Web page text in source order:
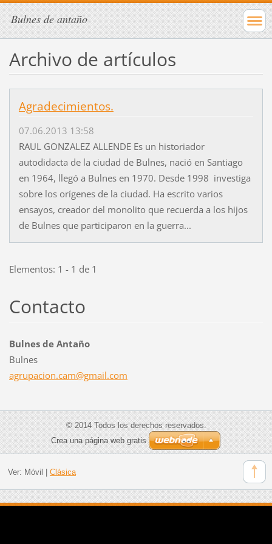
Bulnes de antaño
Archivo de artículos
Agradecimientos.
07.06.2013 13:58
RAUL GONZALEZ ALLENDE Es un historiador
autodidacta de la ciudad de Bulnes, nació en Santiago
en 1964, llegó a Bulnes en 1970. Desde 1998 investiga
sobre los orígenes de la ciudad. Ha escrito varios
ensayos, creador del monolito que recuerda a los hijos
de Bulnes que participaron en la guerra...
Elementos: 1 - 1 de 1
Contacto
Bulnes de Antaño
Bulnes
agrupacion.cam@gmail.com
© 2014 Todos los derechos reservados.
Crea una página web gratis
Ver: Móvil Clásica